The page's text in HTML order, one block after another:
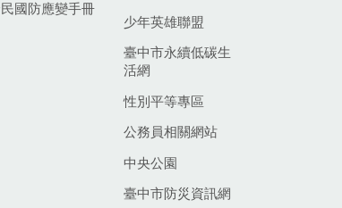
國防應變手冊
少年英雄聯盟
臺中市永續低碳生
活網
性別平等專區
公務員相關網站
中央公園
臺中市防災資訊網